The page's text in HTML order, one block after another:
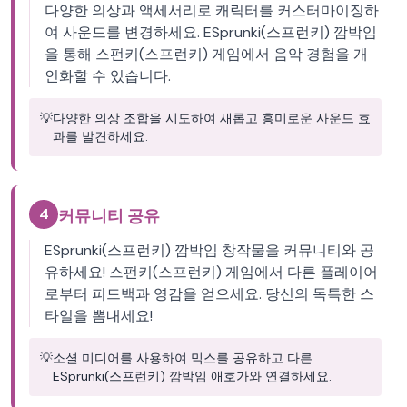
다양한 의상과 액세서리로 캐릭터를 커스터마이징하
여 사운드를 변경하세요. ESprunki(스프런키) 깜박임
을 통해 스펀키(스프런키) 게임에서 음악 경험을 개
인화할 수 있습니다.
💡다양한 의상 조합을 시도하여 새롭고 흥미로운 사운드 효
과를 발견하세요.
4 커뮤니티 공유
ESprunki(스프런키) 깜박임 창작물을 커뮤니티와 공
유하세요! 스펀키(스프런키) 게임에서 다른 플레이어
로부터 피드백과 영감을 얻으세요. 당신의 독특한 스
타일을 뽐내세요!
💡소셜 미디어를 사용하여 믹스를 공유하고 다른
ESprunki(스프런키) 깜박임 애호가와 연결하세요.